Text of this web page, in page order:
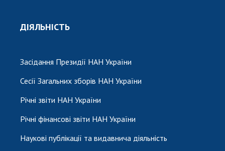
ДІЯЛЬНІСТЬ
Засідання Президії НАН України
Сесії Загальних зборів НАН України
Річні звіти НАН України
Річні фінансові звіти НАН України
Наукові публікації та видавнича діяльність